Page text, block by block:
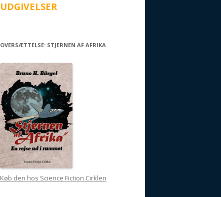
UDGIVELSER
OVERSÆTTELSE: STJERNEN AF AFRIKA
Køb den hos Science Fiction Cirklen